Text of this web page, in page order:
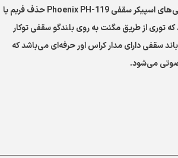
های بسته می‌باشد. از ویژگی‌های اسپیکر سقفی Phoenix PH-119 حذف فریم یا
توری از طریق مگنت به روی بلندگو سقفی توکار
سقفی دارای مدار کراس اور حرفه‌ای می‌باشد که
می‌شود.